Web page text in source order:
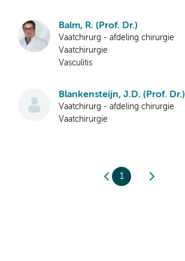
Balm, R. (Prof. Dr.)
Vaatchirurg - afdeling chirurgie
Vaatchirurgie
Vasculitis
Blankensteijn, J.D. (Prof. Dr.)
Vaatchirurg - afdeling chirurgie
Vaatchirurgie
1